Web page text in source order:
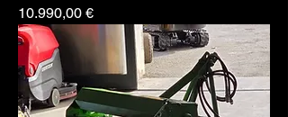
Prezzo
10.990,00 €